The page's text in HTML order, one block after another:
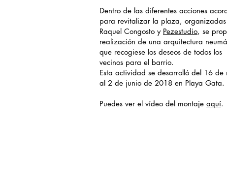
Dentro de las diferentes acciones
para revitalizar la plaza,
Raquel Congosto y Pezestudio, se
realización de una arquitectura
que recogiese los deseos de todos los
vecinos para el barrio.
Esta actividad se desarrolló del 16 de
al 2 de junio de 2018 en Playa Gata.
Puedes ver el vídeo del montaje aquí.